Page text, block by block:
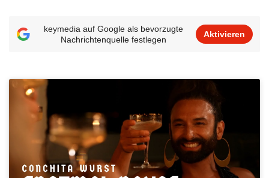
keymedia auf Google als bevorzugte
Nachrichtenquelle festlegen
Aktivieren